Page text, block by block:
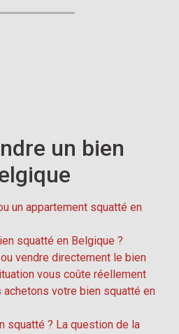
un bien
un appartement squatté en
squatté en Belgique ?
vendre directement le bien
vous coûte réellement
achetons votre bien squatté en
squatté ? La question de la